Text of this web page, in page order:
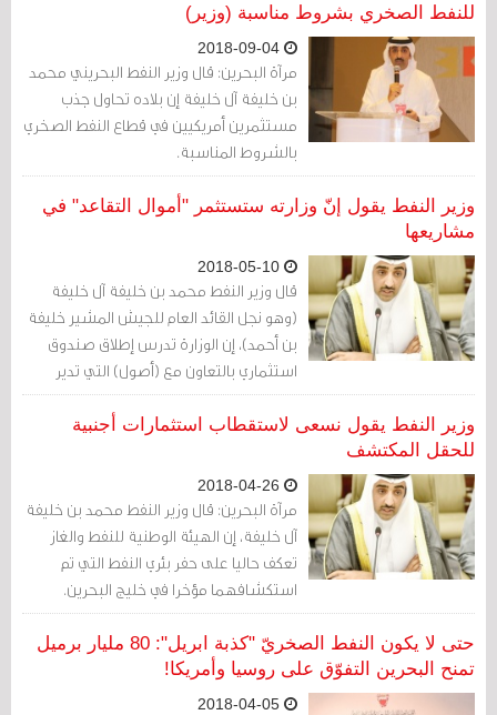
يعني إنتاج البحرين من النفط والنفط
المستورد بلغ 72,869 مليون برميل
للنفط الصخري بشروط مناسبة (وزير)
مرآة البحرين: قال وزير النفط البحريني محمد
بن خليفة آل خليفة إن بلاده تحاول جذب
مستثمرين أمريكيين في قطاع النفط الصخري
بالشروط المناسبة.
وزير النفط يقول إنّ وزارته ستستثمر "أموال التقاعد" في
مشاريعها
قال وزير النفط محمد بن خليفة آل خليفة
(وهو نجل القائد العام للجيش المشير خليفة
بن أحمد)، إن الوزارة تدرس إطلاق صندوق
استثماري بالتعاون مع (أصول) التي تدير
محفظة الهيئة العامة للتأمين الاجتماعي،
للاستثمار في مشاريع القطاع النفطي بالبلاد.
وزير النفط يقول نسعى لاستقطاب استثمارات أجنبية
للحقل المكتشف
مرآة البحرين: قال وزير النفط محمد بن خليفة
آل خليفة، إن الهيئة الوطنية للنفط والغاز
تعكف حاليا على حفر بئري النفط التي تم
استكشافهما مؤخرا في خليج البحرين.
حتى لا يكون النفط الصخريّ "كذبة ابريل": 80 مليار برميل
تمنح البحرين التفوّق على روسيا وأمريكا!